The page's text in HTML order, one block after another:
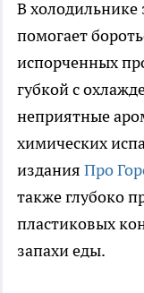
В холодильнике
помогает
испорченных
губкой с
неприятные
химических
издания Про
также глубоко
пластиковых
запахи еды.